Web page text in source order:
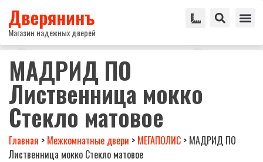
Дверянинъ
Магазин надежных дверей
МАДРИД ПО
Лиственница мокко
Стекло матовое
Главная > Межкомнатные двери > МЕГАПОЛИС > МАДРИД ПО
Лиственница мокко Стекло матовое